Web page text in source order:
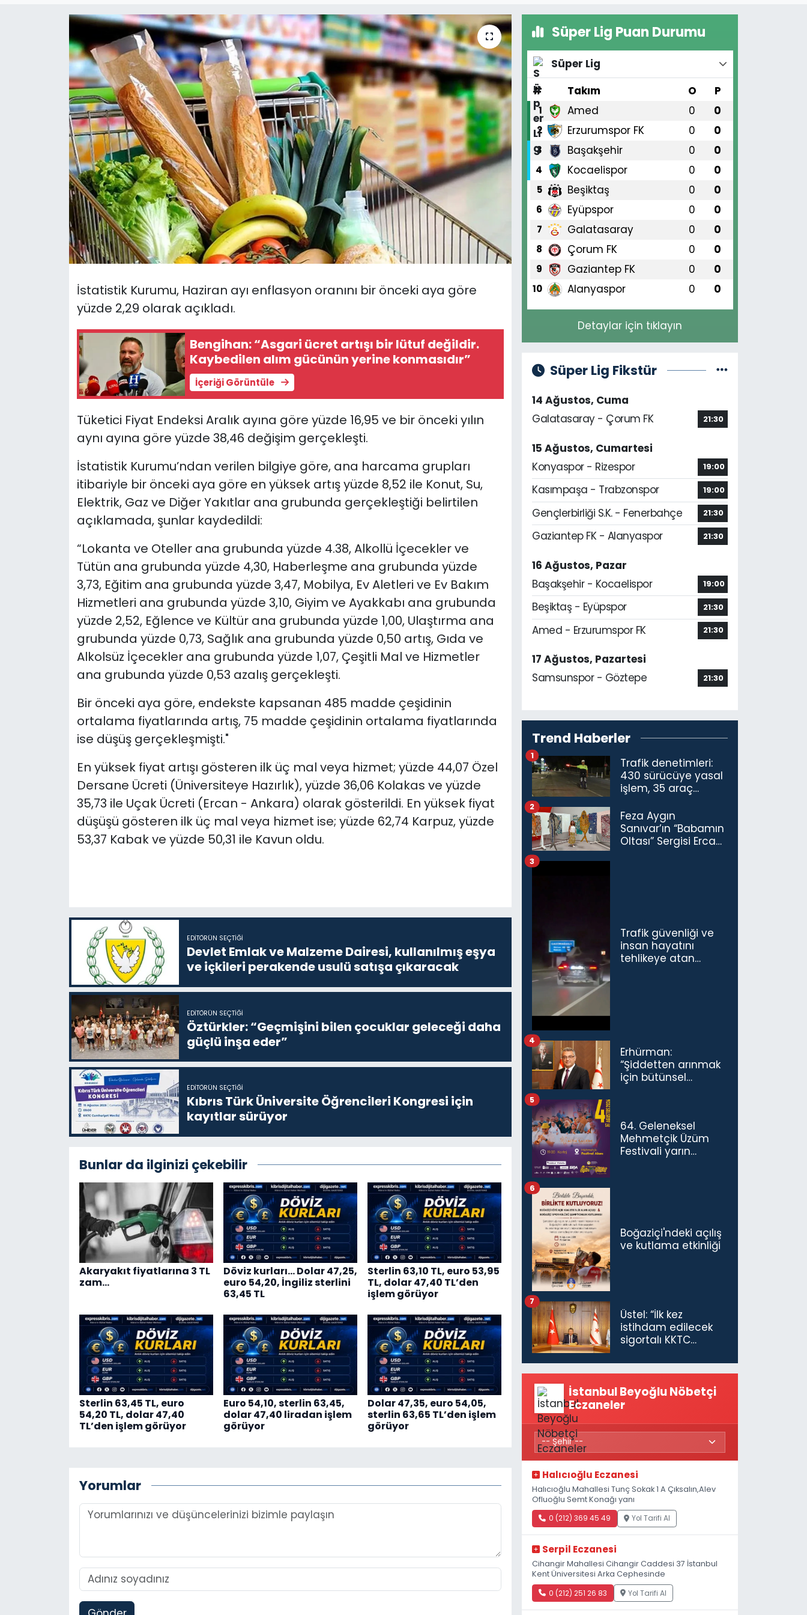
İstatistik Kurumu, Haziran ayı enflasyon oranını bir önceki aya göre
yüzde 2,29 olarak açıkladı.
Bengihan: “Asgari ücret artışı bir lütuf değildir.
Kaybedilen alım gücünün yerine konmasıdır”
İçeriği Görüntüle
Tüketici Fiyat Endeksi Aralık ayına göre yüzde 16,95 ve bir önceki yılın
aynı ayına göre yüzde 38,46 değişim gerçekleşti.
İstatistik Kurumu’ndan verilen bilgiye göre, ana harcama grupları
itibariyle bir önceki aya göre en yüksek artış yüzde 8,52 ile Konut, Su,
Elektrik, Gaz ve Diğer Yakıtlar ana grubunda gerçekleştiği belirtilen
açıklamada, şunlar kaydedildi:
“Lokanta ve Oteller ana grubunda yüzde 4.38, Alkollü İçecekler ve
Tütün ana grubunda yüzde 4,30, Haberleşme ana grubunda yüzde
3,73, Eğitim ana grubunda yüzde 3,47, Mobilya, Ev Aletleri ve Ev Bakım
Hizmetleri ana grubunda yüzde 3,10, Giyim ve Ayakkabı ana grubunda
yüzde 2,52, Eğlence ve Kültür ana grubunda yüzde 1,00, Ulaştırma ana
grubunda yüzde 0,73, Sağlık ana grubunda yüzde 0,50 artış, Gıda ve
Alkolsüz İçecekler ana grubunda yüzde 1,07, Çeşitli Mal ve Hizmetler
ana grubunda yüzde 0,53 azalış gerçekleşti.
Bir önceki aya göre, endekste kapsanan 485 madde çeşidinin
ortalama fiyatlarında artış, 75 madde çeşidinin ortalama fiyatlarında
ise düşüş gerçekleşmişti."
En yüksek fiyat artışı gösteren ilk üç mal veya hizmet; yüzde 44,07 Özel
Dersane Ücreti (Üniversiteye Hazırlık), yüzde 36,06 Kolakas ve yüzde
35,73 ile Uçak Ücreti (Ercan - Ankara) olarak gösterildi. En yüksek fiyat
düşüşü gösteren ilk üç mal veya hizmet ise; yüzde 62,74 Karpuz, yüzde
53,37 Kabak ve yüzde 50,31 ile Kavun oldu.
EDITÖRÜN SEÇTIĞI
Devlet Emlak ve Malzeme Dairesi, kullanılmış eşya
ve içkileri perakende usulü satışa çıkaracak
EDITÖRÜN SEÇTIĞI
Öztürkler: “Geçmişini bilen çocuklar geleceği daha
güçlü inşa eder”
EDITÖRÜN SEÇTIĞI
Kıbrıs Türk Üniversite Öğrencileri Kongresi için
kayıtlar sürüyor
Bunlar da ilginizi çekebilir
Akaryakıt fiyatlarına 3 TL
zam…
Döviz kurları… Dolar 47,25,
euro 54,20, İngiliz sterlini
63,45 TL
Sterlin 63,10 TL, euro 53,95
TL, dolar 47,40 TL’den
işlem görüyor
Sterlin 63,45 TL, euro
54,20 TL, dolar 47,40
TL’den işlem görüyor
Euro 54,10, sterlin 63,45,
dolar 47,40 liradan işlem
görüyor
Dolar 47,35, euro 54,05,
sterlin 63,65 TL’den işlem
görüyor
Yorumlar
Süper Lig Puan Durumu
Süper Lig
#
Takım O P
1 Amed 0 0
2 Erzurumspor FK 0 0
3 Başakşehir 0 0
4 Kocaelispor 0 0
5 Beşiktaş 0 0
6 Eyüpspor 0 0
7 Galatasaray 0 0
8 Çorum FK 0 0
9 Gaziantep FK 0 0
10 Alanyaspor 0 0
Detaylar için tıklayın
Süper Lig Fikstür
14 Ağustos, Cuma
Galatasaray - Çorum FK
21:30
15 Ağustos, Cumartesi
Konyaspor - Rizespor
19:00
Kasımpaşa - Trabzonspor 19:00
Gençlerbirliği S.K. - Fenerbahçe 21:30
Gaziantep FK - Alanyaspor 21:30
16 Ağustos, Pazar
Başakşehir - Kocaelispor
19:00
Beşiktaş - Eyüpspor 21:30
Amed - Erzurumspor FK 21:30
17 Ağustos, Pazartesi
Samsunspor - Göztepe
21:30
Trend Haberler
Trafik denetimleri:
430 sürücüye yasal
işlem, 35 araç
1
Feza Aygın
Sanıvar’ın “Babamın
Oltası” Sergisi Ercan
2
Trafik güvenliği ve
insan hayatını
tehlikeye atan
3
Erhürman:
“Şiddetten arınmak
için bütünsel
4
64. Geleneksel
Mehmetçik Üzüm
Festivali yarın
5
Boğaziçi'ndeki açılış
ve kutlama etkinliği
6
Üstel: “İlk kez
istihdam edilecek
sigortalı KKTC
maaş desteğini 35
bin TL'ye çıkardık”
7
İstanbul Beyoğlu Nöbetçi
Eczaneler
Halıcıoğlu Eczanesi
Halıcıoğlu Mahallesi Tunç Sokak 1 A Çıksalın,Alev
Ofluoğlu Semt Konağı yanı
0 (212) 369 45 49 Yol Tarifi Al
Serpil Eczanesi
Cihangir Mahallesi Cihangir Caddesi 37 İstanbul
Kent Üniversitesi Arka Cephesinde
0 (212) 251 26 83 Yol Tarifi Al
Gündem
KKTC YEREL SEÇİM 2018
Kültür Sanat
Magazin
Nöbetçi Eczaneler
Otomobil Dünyası
Politika
Teknoloji
Video Galeri
Yazarlar